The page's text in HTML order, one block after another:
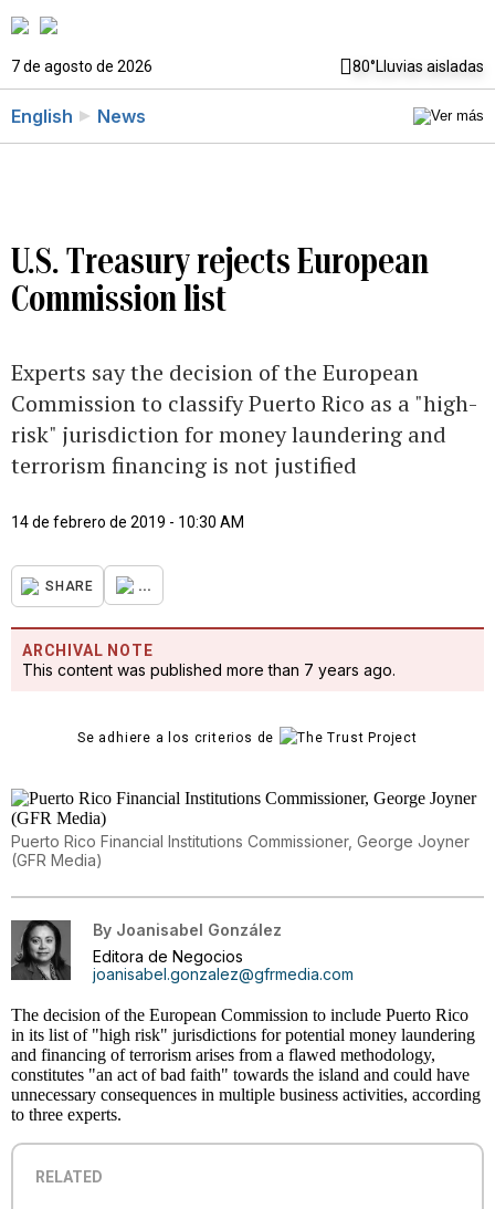
7 de agosto de 2026 80°Lluvias aisladas
English News
U.S. Treasury rejects European
Commission list
Experts say the decision of the European
Commission to classify Puerto Rico as a "high-
risk" jurisdiction for money laundering and
terrorism financing is not justified
14 de febrero de 2019 - 10:30 AM
SHARE ...
ARCHIVAL NOTE
This content was published more than 7 years ago.
Se adhiere a los criterios de
Puerto Rico Financial Institutions Commissioner, George Joyner
(GFR Media)
By Joanisabel González
Editora de Negocios
joanisabel.gonzalez@gfrmedia.com
The decision of the European Commission to include Puerto Rico
in its list of "high risk" jurisdictions for potential money laundering
and financing of terrorism arises from a flawed methodology,
constitutes "an act of bad faith" towards the island and could have
unnecessary consequences in multiple business activities, according
to three experts.
RELATED